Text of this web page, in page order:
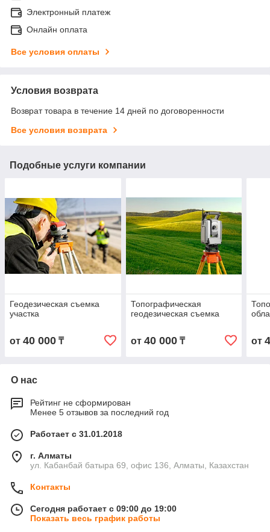
Электронный платеж
Онлайн оплата
Все условия оплаты
Условия возврата
Возврат товара в течение 14 дней по договоренности
Все условия возврата
Подобные услуги компании
Геодезическая съемка
участка
от 40 000 ₸
Топографическая
геодезическая съемка
от 40 000₸ от
О нас
Рейтинг не сформирован
Менее 5 отзывов за последний год
Работает с 31.01.2018
г. Алматы
ул. Кабанбай батыра 69, офис 136, Алматы, Казахстан
Контакты
Сегодня работает с 09:00 до 19:00
Показать весь график работы